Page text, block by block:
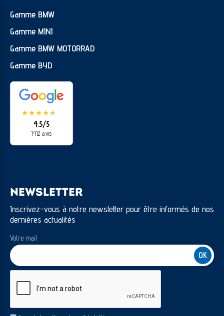
Gamme BMW
Gamme MINI
Gamme BMW MOTORRAD
Gamme BYD
★★★★★
★
4.5/5
1412 avis
NEWSLETTER
Inscrivez-vous à notre newsletter pour être informés de nos
dernières actualités
Votre mail